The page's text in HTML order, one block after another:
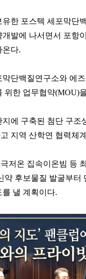
한 포스텍 세포막단
발에 나서면서 포항
온다.
단백질연구소와 에
위한 업무협약(MOU)
에 구축된 첨단 구조
지역 산학연 협력체
저온 집속이온빔 등
약 후보물질 발굴부터
낼 계획이다.